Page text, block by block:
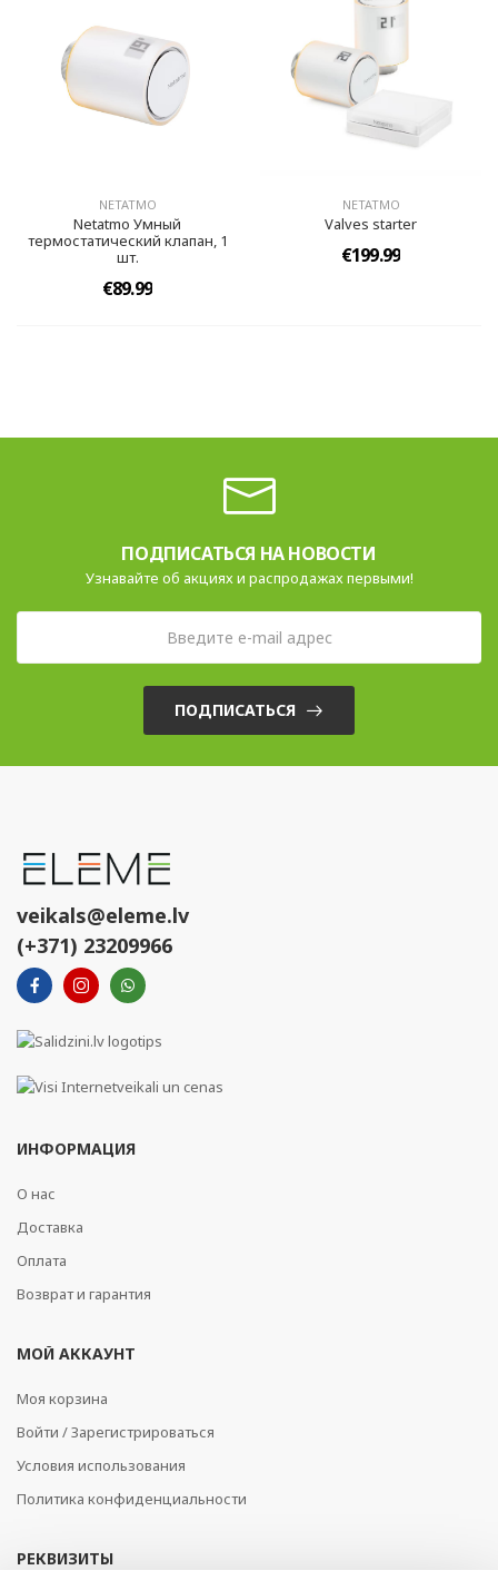
NETATMO
Netatmo Умный
термостатический клапан, 1
шт.
€89.99
NETATMO
Valves starter
€199.99
ПОДПИСАТЬСЯ НА НОВОСТИ
Узнавайте об акциях и распродажах первыми!
ПОДПИСАТЬСЯ
veikals@eleme.lv
(+371) 23209966
ИНФОРМАЦИЯ
О нас
Доставка
Оплата
Возврат и гарантия
МОЙ АККАУНТ
Моя корзина
Войти / Зарегистрироваться
Условия использования
Политика конфиденциальности
РЕКВИЗИТЫ